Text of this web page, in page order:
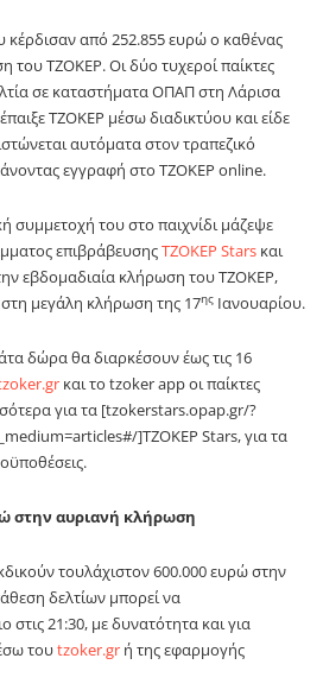
κέρδισαν από 252.855 ευρώ ο καθένας
του ΤΖΟΚΕΡ. Οι δύο τυχεροί παίκτες
σε καταστήματα ΟΠΑΠ στη Λάρισα
ΤΖΟΚΕΡ μέσω διαδικτύου και είδε
αυτόματα στον τραπεζικό
εγγραφή στο ΤΖΟΚΕΡ online.
συμμετοχή του στο παιχνίδι μάζεψε
επιβράβευσηςΤΖΟΚΕΡ Stars και
εβδομαδιαία κλήρωση του ΤΖΟΚΕΡ,
μεγάλη κλήρωση της 17ης Ιανουαρίου.
δώρα θα διαρκέσουν έως τις 16
και το tzoker app οι παίκτες
για τα [tzokerstars.opap.gr/?
]ΤΖΟΚΕΡ Stars, για τα
στην αυριανή κλήρωση
τουλάχιστον 600.000 ευρώ στην
δελτίων μπορεί να
στις 21:30, με δυνατότητα και για
τουtzoker.gr ή της εφαρμογής